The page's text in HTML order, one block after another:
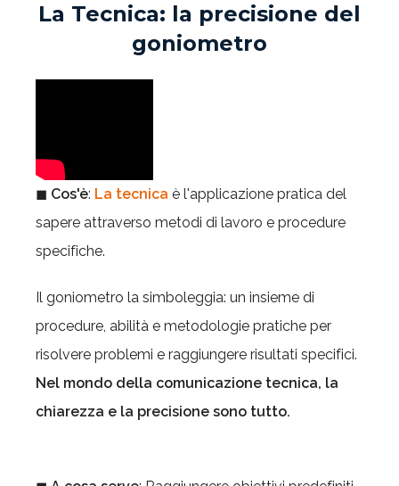
La Tecnica: la precisione del
goniometro
◼ Cos'è: La tecnica è l'applicazione pratica del
sapere attraverso metodi di lavoro e procedure
specifiche.
Il goniometro la simboleggia: un insieme di
procedure, abilità e metodologie pratiche per
risolvere problemi e raggiungere risultati specifici.
Nel mondo della comunicazione tecnica, la
chiarezza e la precisione sono tutto.